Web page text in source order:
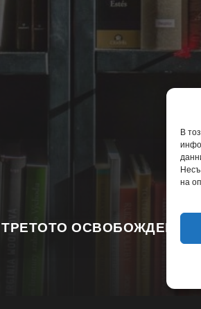
В
на
Политика за
Декларация за
ТРЕТОТО ОСВОБОЖДЕНИЕ